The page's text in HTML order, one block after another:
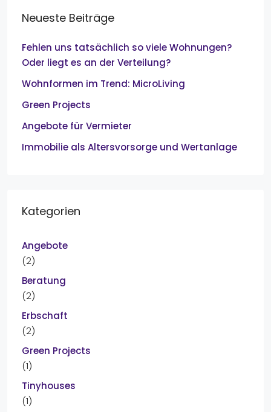
Neueste Beiträge
Fehlen uns tatsächlich so viele Wohnungen?
Oder liegt es an der Verteilung?
Wohnformen im Trend: MicroLiving
Green Projects
Angebote für Vermieter
Immobilie als Altersvorsorge und Wertanlage
Kategorien
Angebote
(2)
Beratung
(2)
Erbschaft
(2)
Green Projects
(1)
Tinyhouses
(1)